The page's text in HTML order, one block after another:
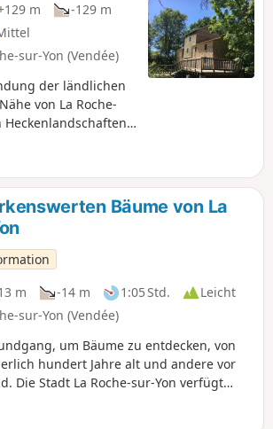
m
-129 m
sur-Yon (Vendée)
der ländlichen
von La Roche-
Heckenlandschaften,
Bäume von La
m -14 m 1:05 Std.
Leicht
sur-Yon (Vendée)
um Bäume zu entdecken, von
hundert Jahre alt und andere vor
Die Stadt La Roche-sur-Yon verfügt
Stadt zu entdecken.